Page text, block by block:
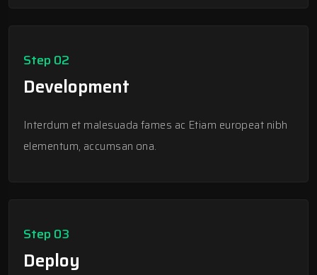
Step 02
Development
Interdum et malesuada fames ac Etiam europeat nibh
elementum, accumsan ona.
Step 03
Deploy